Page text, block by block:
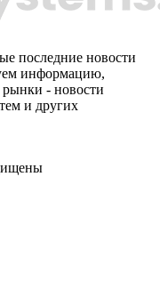
последние новости
информацию,
рынки - новости
и других